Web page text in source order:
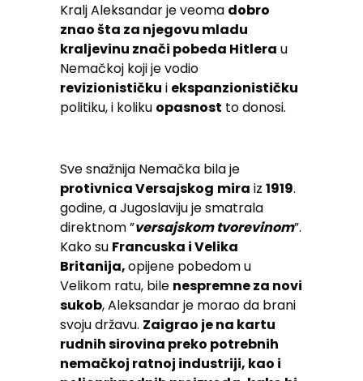
Kralj Aleksandar je veoma dobro
znao šta za njegovu mladu
kraljevinu znači pobeda Hitlera u
Nemačkoj koji je vodio
revizionističku i ekspanzionističku
politiku, i koliku opasnost to donosi.
Sve snažnija Nemačka bila je
protivnica Versajskog mira iz 1919.
godine, a Jugoslaviju je smatrala
direktnom ”versajskom tvorevinom”.
Kako su Francuska i Velika
Britanija,opijene pobedom u
Velikom ratu, bile nespremne za novi
sukob, Aleksandar je morao da brani
svoju državu. Zaigrao je na kartu
rudnih sirovina preko potrebnih
nemačkoj ratnoj industriji, kao i